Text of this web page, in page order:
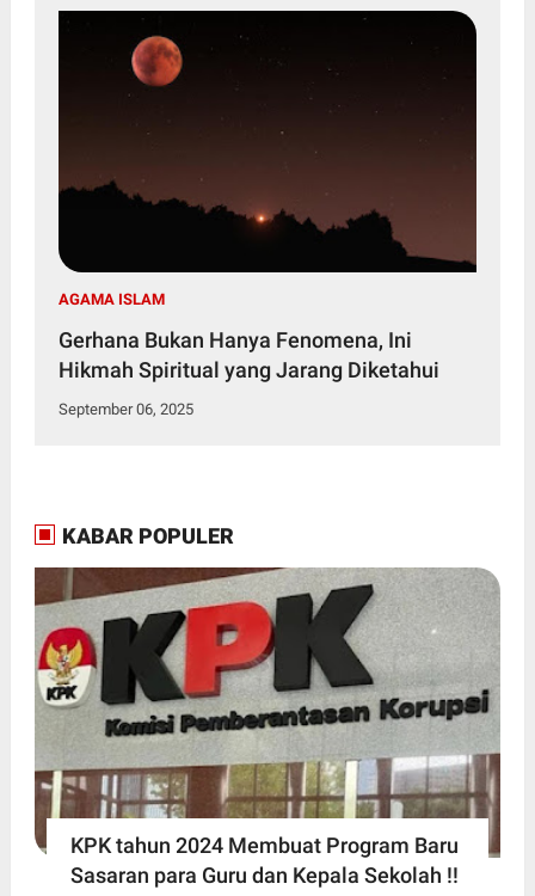
AGAMA ISLAM
Gerhana Bukan Hanya Fenomena, Ini
Hikmah Spiritual yang Jarang Diketahui
September 06, 2025
KABAR POPULER
KPK tahun 2024 Membuat Program Baru
Sasaran para Guru dan Kepala Sekolah !!